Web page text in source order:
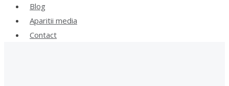
Blog
Aparitii media
Contact